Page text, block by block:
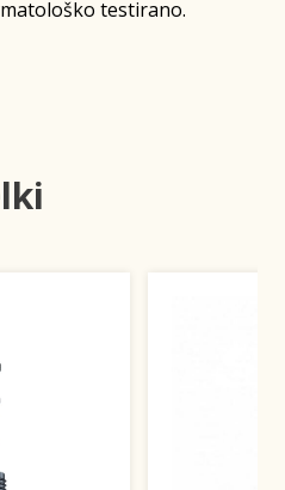
testirano.